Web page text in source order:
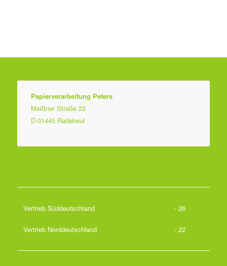
Papierverarbeitung Peters
Meißner Straße 23
D-01445 Radebeul
Vertrieb Süddeutschland - 26
Vertrieb Norddeutschland - 22